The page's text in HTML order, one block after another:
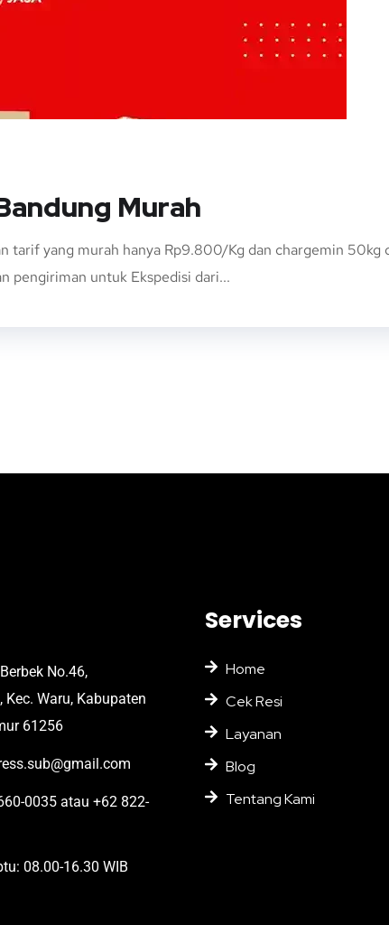
Murah
tarif yang murah hanya Rp9.800/Kg dan chargemin 50kg
pengiriman untuk Ekspedisi dari...
No.46,
Kec. Waru, Kabupaten
61256
0035 atau +62 822-
08.00-16.30 WIB
Services
Home
Cek Resi
Layanan
Blog
Tentang Kami